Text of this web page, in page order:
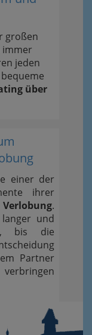
großen
immer
jeden
über
einer der
ihrer
.
und
bis die
Partner